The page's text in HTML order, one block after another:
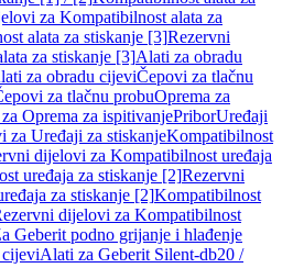
za Kompatibilnost alata za
alata za stiskanje [3]Rezervni
za stiskanje [3]Alati za obradu
za obradu cijeviČepovi za tlačnu
za tlačnu probuOprema za
Oprema za ispitivanjePriborUređaji
za Uređaji za stiskanjeKompatibilnost
dijelovi za Kompatibilnost uređaja
uređaja za stiskanje [2]Rezervni
za stiskanje [2]Kompatibilnost
dijelovi za Kompatibilnost
Geberit podno grijanje i hlađenje
cijeviAlati za Geberit Silent-db20 /